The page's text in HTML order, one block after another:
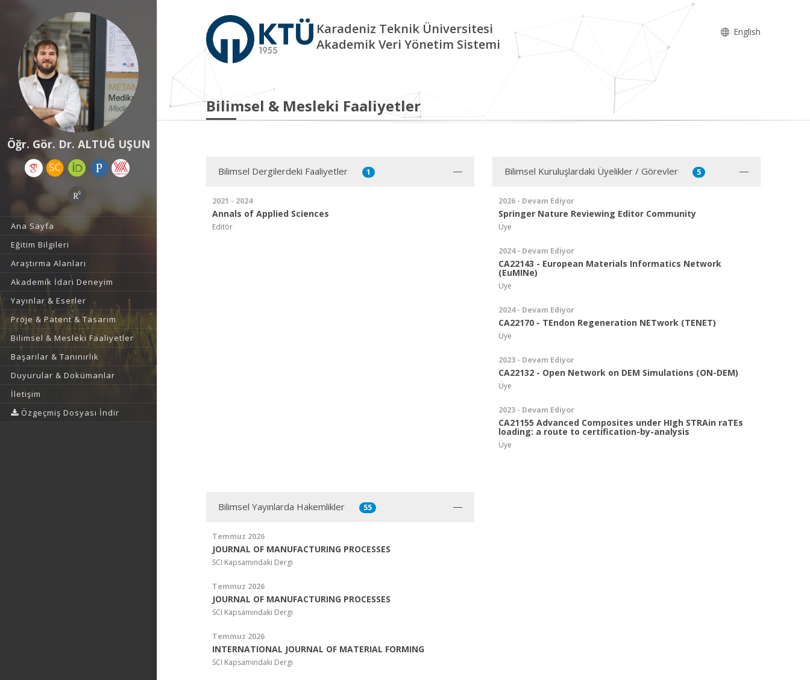
Öğr. Gör. Dr. ALTUĞ UŞUN
Ana Sayfa
Eğitim Bilgileri
Araştırma Alanları
Akademik İdari Deneyim
Yayınlar & Eserler
Proje & Patent & Tasarım
Bilimsel & Mesleki Faaliyetler
Başarılar & Tanınırlık
Duyurular & Dokümanlar
İletişim
Özgeçmiş Dosyası İndir
Karadeniz Teknik Üniversitesi
Akademik Veri Yönetim Sistemi
English
Bilimsel & Mesleki Faaliyetler
Bilimsel Dergilerdeki Faaliyetler 1
2021 - 2024
Annals of Applied Sciences
Editör
Bilimsel Kuruluşlardaki Üyelikler / Görevler 5
2026 - Devam Ediyor
Springer Nature Reviewing Editor Community
Üye
2024 - Devam Ediyor
CA22143 - European Materials Informatics Network
(EuMINe)
Üye
2024 - Devam Ediyor
CA22170 - TEndon Regeneration NETwork (TENET)
Üye
2023 - Devam Ediyor
CA22132 - Open Network on DEM Simulations (ON-DEM)
Üye
2023 - Devam Ediyor
CA21155 Advanced Composites under HIgh STRAin raTEs
loading: a route to certification-by-analysis
Üye
Bilimsel Yayınlarda Hakemlikler 55
Temmuz 2026
JOURNAL OF MANUFACTURING PROCESSES
SCI Kapsamındaki Dergi
Temmuz 2026
JOURNAL OF MANUFACTURING PROCESSES
SCI Kapsamındaki Dergi
Temmuz 2026
INTERNATIONAL JOURNAL OF MATERIAL FORMING
SCI Kapsamındaki Dergi